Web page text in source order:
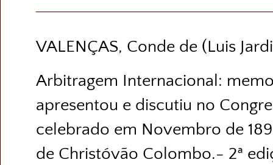
VALENÇAS, Conde de (Luis
Arbitragem Internacional:
apresentou e discutiu no
celebrado em Novembro de
de Christóvão Colombo.- 2ª